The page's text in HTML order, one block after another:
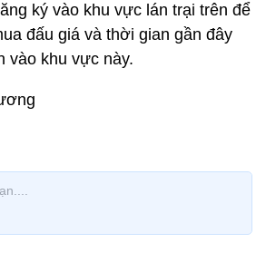
ký vào khu vực lán trại trên để
đấu giá và thời gian gần đây
vào khu vực này.